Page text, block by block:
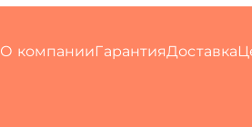
О компанииГарантияДоставка